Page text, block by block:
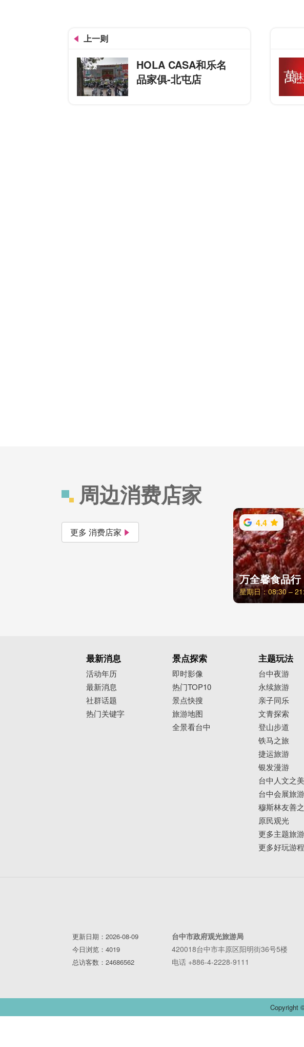
上一则
HOLA CASA和乐名
品家俱-北屯店
周边消费店家
更多 消费店家
4.4
万全馨食品行
星期日：08:30 –
最新消息
活动年历
最新消息
社群话题
热门关键字
景点探索
即时影像
热门TOP10
景点快搜
旅游地图
全景看台中
主题玩法
台中夜游
永续旅游
亲子同乐
文青探索
登山步道
铁马之旅
捷运旅游
银发漫游
台中人文之美
台中会展旅游
穆斯林友善
原民观光
更多主题旅游
更多好玩游程
更新日期：2026-08-09
今日浏览：4019
总访客数：24686562
台中市政府观光旅游局
420018台中市丰原区阳明街36号5楼
电话 +886-4-2228-9111
Copyright